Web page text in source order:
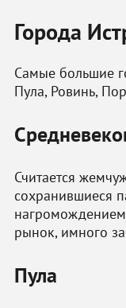
Города
Самые большие
Пула, Ровинь,
Считается
сохранившиеся
нагромождением
рынок, имного
Пула